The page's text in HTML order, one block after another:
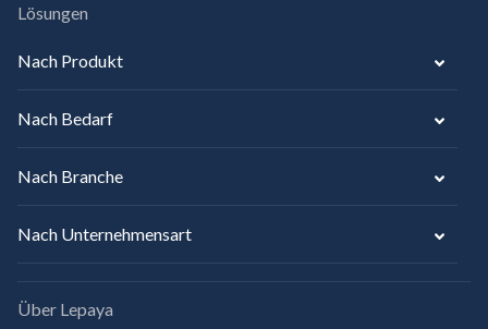
Lösungen
Nach Produkt
Nach Bedarf
Nach Branche
Nach Unternehmensart
Über Lepaya